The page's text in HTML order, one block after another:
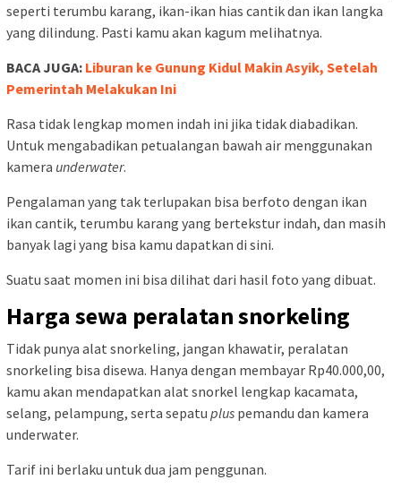
seperti terumbu karang, ikan-ikan hias cantik dan ikan langka
yang dilindung. Pasti kamu akan kagum melihatnya.
BACA JUGA: Liburan ke Gunung Kidul Makin Asyik, Setelah
Pemerintah Melakukan Ini
Rasa tidak lengkap momen indah ini jika tidak diabadikan.
Untuk mengabadikan petualangan bawah air menggunakan
kamera underwater.
Pengalaman yang tak terlupakan bisa berfoto dengan ikan
ikan cantik, terumbu karang yang bertekstur indah, dan masih
banyak lagi yang bisa kamu dapatkan di sini.
Suatu saat momen ini bisa dilihat dari hasil foto yang dibuat.
Harga sewa peralatan snorkeling
Tidak punya alat snorkeling, jangan khawatir, peralatan
snorkeling bisa disewa. Hanya dengan membayar Rp40.000,00,
kamu akan mendapatkan alat snorkel lengkap kacamata,
selang, pelampung, serta sepatu plus pemandu dan kamera
underwater.
Tarif ini berlaku untuk dua jam penggunan.